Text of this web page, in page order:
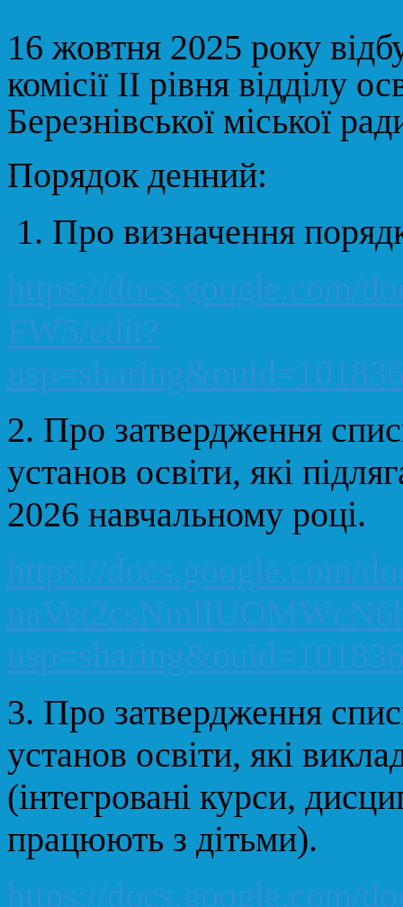
16 жовтня 2025 року
комісії ІІ рівня відділу
Березнівської міської
Порядок денний:
1. Про визначення
https://docs.google.com/
FW5/edit?
2. Про затвердження
установ освіти, які
2026 навчальному році.
https://docs.google.com/
3. Про затвердження
установ освіти, які
(інтегровані курси,
працюють з дітьми).
https://docs.google.com/